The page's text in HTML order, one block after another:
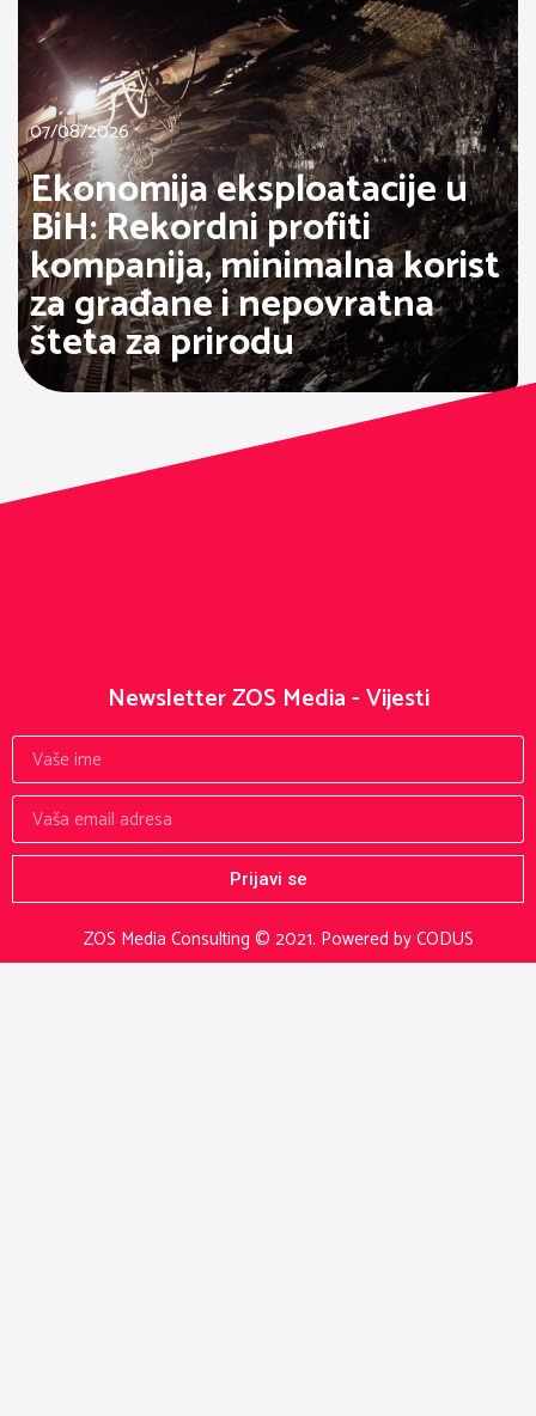
07/08/2026
Ekonomija eksploatacije u
BiH: Rekordni profiti
kompanija, minimalna korist
za građane i nepovratna
šteta za prirodu
ZOS Media Consulting © 2021. Powered by CODUS
Newsletter ZOS Media - Vijesti
Prijavi se